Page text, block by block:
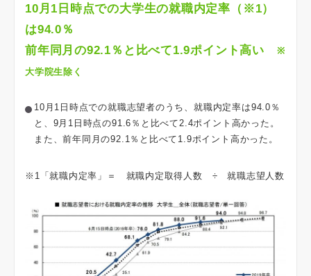
10月1日時点での大学生の就職内定率（※1）
は94.0％
前年同月の92.1％と比べて1.9ポイント高い
※
大学院生除く
10月1日時点での就職志望者のうち、就職内定率は94.0％
と、9月1日時点の91.6％と比べて2.4ポイント高かった。
また、前年同月の92.1％と比べて1.9ポイント高かった。
※1「就職内定率」＝ 就職内定取得人数 ÷ 就職志望人数